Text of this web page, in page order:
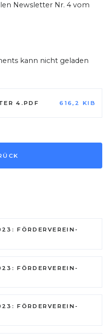
Newsletter Nr. 4 vom
kann nicht geladen
4.PDF 616,2 KIB
FÖRDERVEREIN-
FÖRDERVEREIN-
FÖRDERVEREIN-